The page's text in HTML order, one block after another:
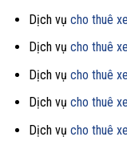
Dịch vụ cho thuê
Dịch vụ cho thuê
Dịch vụ cho thuê
Dịch vụ cho thuê
Dịch vụ cho thuê